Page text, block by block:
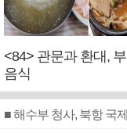
<84> 관문과 환대,
음식
■ 해수부 청사, 북항 국